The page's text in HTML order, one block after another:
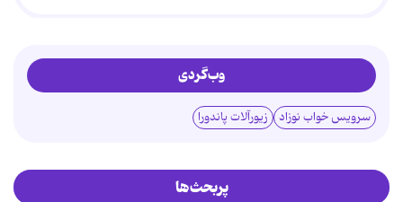
وب‌گردی
سرویس خواب نوزاد زیورآلات پاندورا
پربحث‌ها